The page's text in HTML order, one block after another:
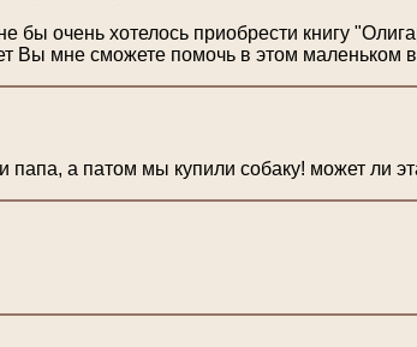
очень хотелось приобрести книгу
Вы мне сможете помочь в этом маленьком
папа, а патом мы купили собаку! может ли